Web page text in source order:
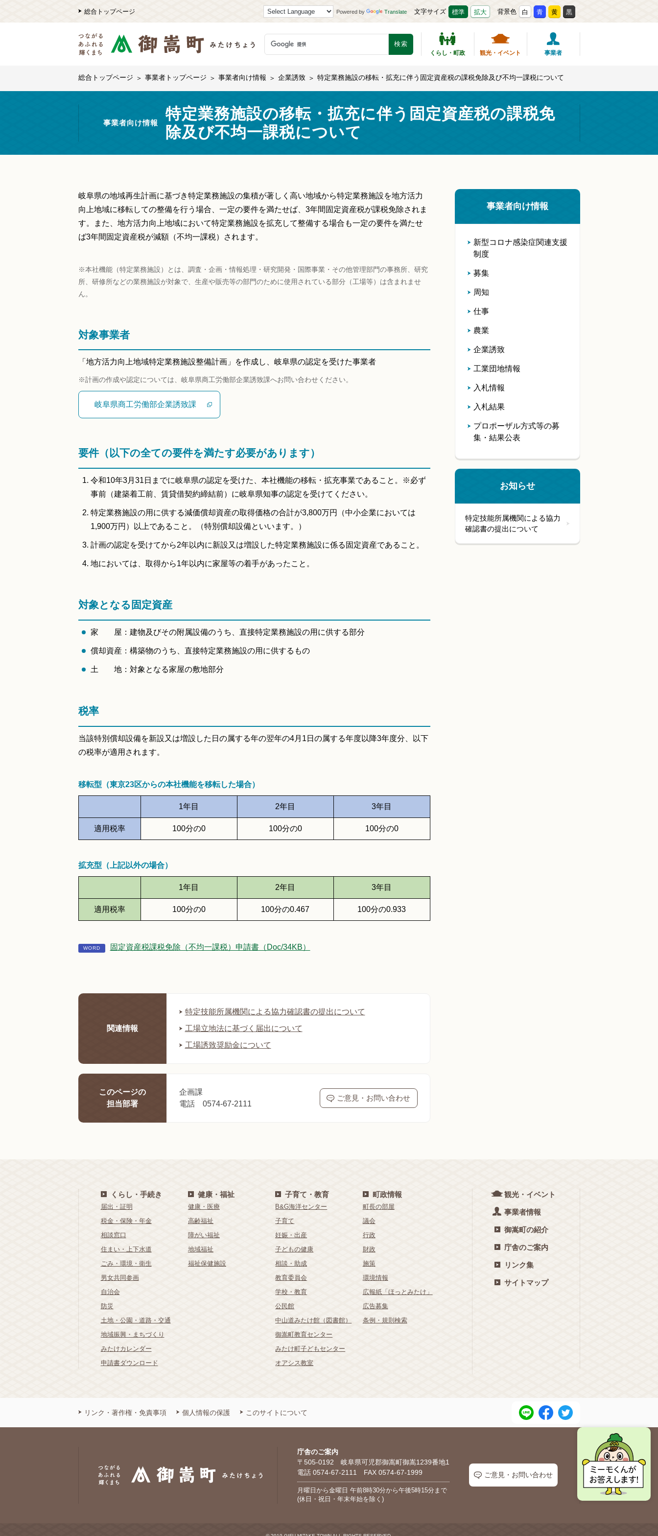
総合トップページ Powered by Translate 文字サイズ 標準 拡大 背景色 白 青 黄 黒
くらし・町政 観光・イベント 事業者
総合トップページ 事業者トップページ 事業者向け情報 企業誘致 特定業務施設の移転・拡充に伴う固定資産税の課税免除及び不均一課税について
事業者向け情報
特定業務施設の移転・拡充に伴う固定資産税の課税免
除及び不均一課税について
岐阜県の地域再生計画に基づき特定業務施設の集積が著しく高い地域から特定業務施設を地方活力
向上地域に移転しての整備を行う場合、一定の要件を満たせば、3年間固定資産税が課税免除されま
す。また、地方活力向上地域において特定業務施設を拡充して整備する場合も一定の要件を満たせ
ば3年間固定資産税が減額（不均一課税）されます。
※本社機能（特定業務施設）とは、調査・企画・情報処理・研究開発・国際事業・その他管理部門の事務所、研究
所、研修所などの業務施設が対象で、生産や販売等の部門のために使用されている部分（工場等）は含まれませ
ん。
対象事業者
「地方活力向上地域特定業務施設整備計画」を作成し、岐阜県の認定を受けた事業者
※計画の作成や認定については、岐阜県商工労働部企業誘致課へお問い合わせください。
岐阜県商工労働部企業誘致課
要件（以下の全ての要件を満たす必要があります）
令和10年3月31日までに岐阜県の認定を受けた、本社機能の移転・拡充事業であること。※必ず
事前（建築着工前、賃貸借契約締結前）に岐阜県知事の認定を受けてください。
特定業務施設の用に供する減価償却資産の取得価格の合計が3,800万円（中小企業においては
1,900万円）以上であること。（特別償却設備といいます。）
計画の認定を受けてから2年以内に新設又は増設した特定業務施設に係る固定資産であること。
地においては、取得から1年以内に家屋等の着手があったこと。
対象となる固定資産
家 屋：建物及びその附属設備のうち、直接特定業務施設の用に供する部分
償却資産：構築物のうち、直接特定業務施設の用に供するもの
土 地：対象となる家屋の敷地部分
税率
当該特別償却設備を新設又は増設した日の属する年の翌年の4月1日の属する年度以降3年度分、以下
の税率が適用されます。
移転型（東京23区からの本社機能を移転した場合）
1年目 2年目 3年目
適用税率 100分の0 100分の0 100分の0
拡充型（上記以外の場合）
1年目 2年目 3年目
適用税率 100分の0 100分の0.467 100分の0.933
固定資産税課税免除（不均一課税）申請書（Doc/34KB）
関連情報
特定技能所属機関による協力確認書の提出について
工場立地法に基づく届出について
工場誘致奨励金について
このページの
担当部署
企画課
電話 0574-67-2111
ご意見・お問い合わせ
事業者向け情報
新型コロナ感染症関連支援
制度
募集
周知
仕事
農業
企業誘致
工業団地情報
入札情報
入札結果
プロポーザル方式等の募
集・結果公表
お知らせ
特定技能所属機関による協力
確認書の提出について
くらし・手続き
届出・証明
税金・保険・年金
相談窓口
住まい・上下水道
ごみ・環境・衛生
男女共同参画
自治会
防災
土地・公園・道路・交通
地域振興・まちづくり
みたけカレンダー
申請書ダウンロード
健康・福祉
健康・医療
高齢福祉
障がい福祉
地域福祉
福祉保健施設
子育て・教育
B&G海洋センター
子育て
妊娠・出産
子どもの健康
相談・助成
教育委員会
学校・教育
公民館
中山道みたけ館（図書館）
御嵩町教育センター
みたけ町子どもセンター
オアシス教室
町政情報
町長の部屋
議会
行政
財政
施策
環境情報
広報紙「ほっとみたけ」
広告募集
条例・規則検索
観光・イベント
事業者情報
御嵩町の紹介
庁舎のご案内
リンク集
サイトマップ
リンク・著作権・免責事項 個人情報の保護 このサイトについて
庁舎のご案内
〒505-0192 岐阜県可児郡御嵩町御嵩1239番地1
電話 0574-67-2111 FAX 0574-67-1999
月曜日から金曜日 午前8時30分から午後5時15分まで
(休日・祝日・年末年始を除く)
ご意見・お問い合わせ